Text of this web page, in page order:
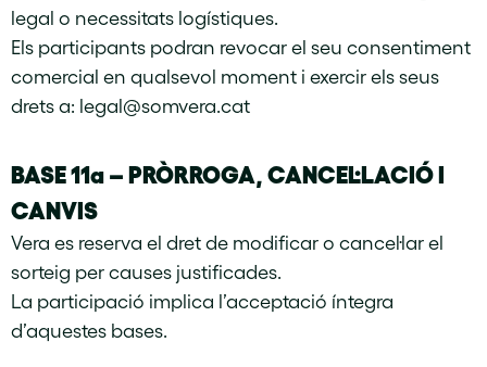
legal o necessitats logístiques.
Els participants podran revocar el seu consentiment
comercial en qualsevol moment i exercir els seus
drets a: legal@somvera.cat
BASE 11a –PRÒRROGA, CANCEL·LACIÓ I
CANVIS
Vera es reserva el dret de modificar o cancel·lar el
sorteig per causes justificades.
La participació implica l’acceptació íntegra
d’aquestes bases.